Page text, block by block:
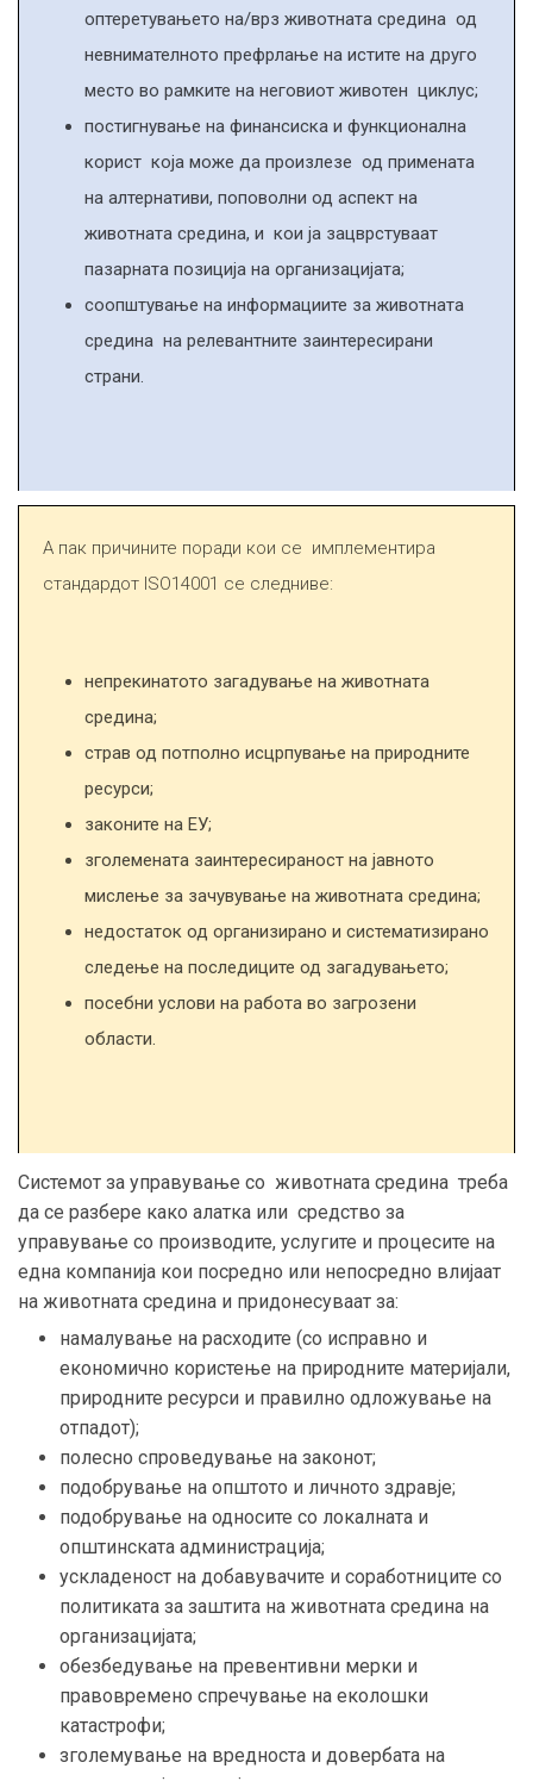
оптеретувањето на/врз животната средина од
невнимателното префрлање на истите на друго
место во рамките на неговиот животен циклус;
постигнување на финансиска и функционална
корист која може да произлезе од примената
на алтернативи, поповолни од аспект на
животната средина, и кои ја зацврстуваат
пазарната позиција на организацијата;
соопштување на информациите за животната
средина на релевантните заинтересирани
страни.
А пак причините поради кои се имплементира
стандардот ISO14001 се следниве:
непрекинатото загадување на животната
средина;
страв од потполно исцрпување на природните
ресурси;
законите на ЕУ;
зголемената заинтересираност на јавното
мислење за зачувување на животната средина;
недостаток од организирано и систематизирано
следење на последиците од загадувањето;
посебни услови на работа во загрозени
области.
Системот за управување со животната средина треба
да се разбере како алатка или средство за
управување со производите, услугите и процесите на
една компанија кои посредно или непосредно влијаат
на животната средина и придонесуваат за:
намалување на расходите (со исправно и
економично користење на природните материјали,
природните ресурси и правилно одложување на
отпадот);
полесно спроведување на законот;
подобрување на општото и личното здравје;
подобрување на односите со локалната и
општинската администрација;
ускладеност на добавувачите и соработниците со
политиката за заштита на животната средина на
организацијата;
обезбедување на превентивни мерки и
правовремено спречување на еколошки
катастрофи;
зголемување на вредноста и довербата на